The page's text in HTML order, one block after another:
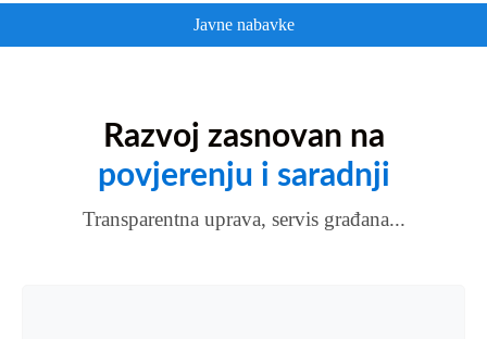
Javne nabavke
Razvoj zasnovan na
povjerenju i saradnji
Transparentna uprava, servis građana...